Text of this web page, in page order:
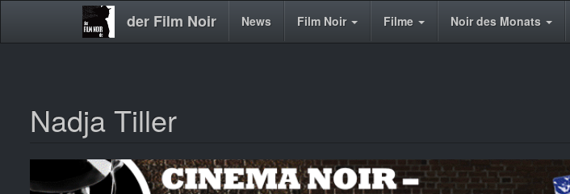
Direkt
der Film Noir
Main News Film Noir Filme Noir des Monats
Nadja Tiller